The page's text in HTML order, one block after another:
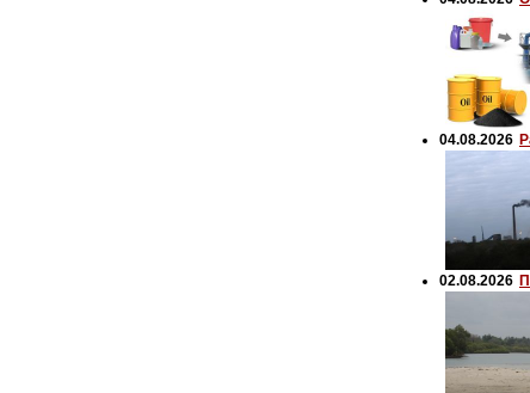
04.08.2026
02.08.2026